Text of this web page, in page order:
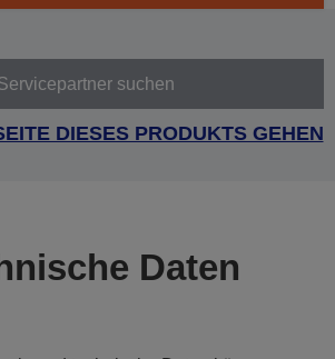
suchen
DIESES PRODUKTS GEHEN
Daten